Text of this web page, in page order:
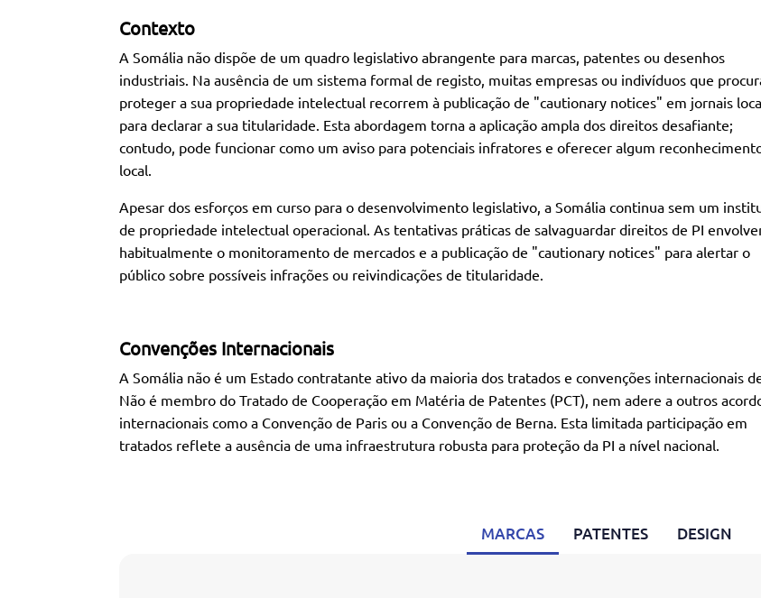
Contexto
A Somália não dispõe de um quadro legislativo abrangente para marcas, patentes ou desenhos
industriais. Na ausência de um sistema formal de registo, muitas empresas ou indivíduos que
proteger a sua propriedade intelectual recorrem à publicação de "cautionary notices" em jornais
para declarar a sua titularidade. Esta abordagem torna a aplicação ampla dos direitos desafiante;
contudo, pode funcionar como um aviso para potenciais infratores e oferecer algum
local.
Apesar dos esforços em curso para o desenvolvimento legislativo, a Somália continua sem um
de propriedade intelectual operacional. As tentativas práticas de salvaguardar direitos de PI
habitualmente o monitoramento de mercados e a publicação de "cautionary notices" para alertar o
público sobre possíveis infrações ou reivindicações de titularidade.
Convenções Internacionais
A Somália não é um Estado contratante ativo da maioria dos tratados e convenções internacionais
Não é membro do Tratado de Cooperação em Matéria de Patentes (PCT), nem adere a outros
internacionais como a Convenção de Paris ou a Convenção de Berna. Esta limitada participação em
tratados reflete a ausência de uma infraestrutura robusta para proteção da PI a nível nacional.
MARCAS PATENTES DESIGN